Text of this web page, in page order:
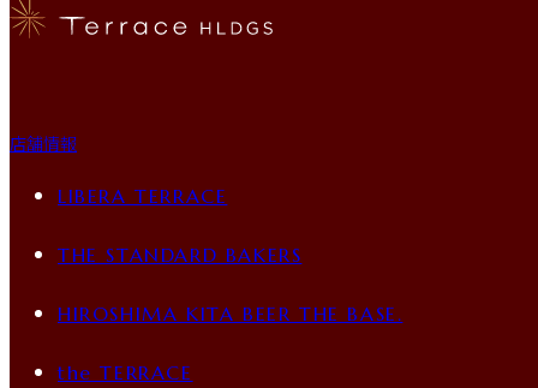
店舗情報
LIBERA TERRACE
THE STANDARD BAKERS
HIROSHIMA KITA BEER THE BASE.
the TERRACE